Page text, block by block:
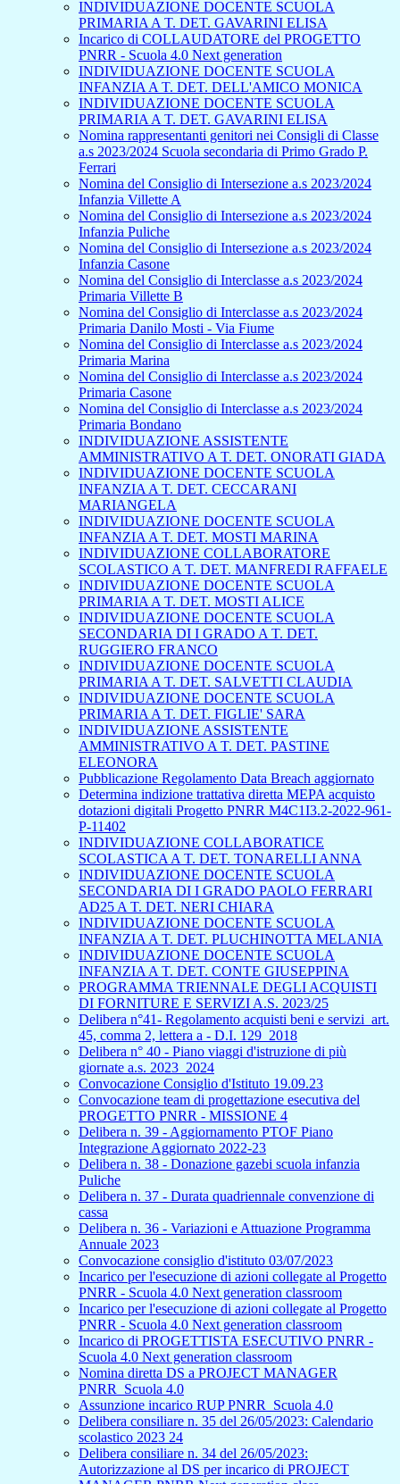
INDIVIDUAZIONE DOCENTE SCUOLA
PRIMARIA A T. DET. GAVARINI ELISA
Incarico di COLLAUDATORE del PROGETTO
PNRR - Scuola 4.0 Next generation
INDIVIDUAZIONE DOCENTE SCUOLA
INFANZIA A T. DET. DELL'AMICO MONICA
INDIVIDUAZIONE DOCENTE SCUOLA
PRIMARIA A T. DET. GAVARINI ELISA
Nomina rappresentanti genitori nei Consigli di Classe
a.s 2023/2024 Scuola secondaria di Primo Grado P.
Ferrari
Nomina del Consiglio di Intersezione a.s 2023/2024
Infanzia Villette A
Nomina del Consiglio di Intersezione a.s 2023/2024
Infanzia Puliche
Nomina del Consiglio di Intersezione a.s 2023/2024
Infanzia Casone
Nomina del Consiglio di Interclasse a.s 2023/2024
Primaria Villette B
Nomina del Consiglio di Interclasse a.s 2023/2024
Primaria Danilo Mosti - Via Fiume
Nomina del Consiglio di Interclasse a.s 2023/2024
Primaria Marina
Nomina del Consiglio di Interclasse a.s 2023/2024
Primaria Casone
Nomina del Consiglio di Interclasse a.s 2023/2024
Primaria Bondano
INDIVIDUAZIONE ASSISTENTE
AMMINISTRATIVO A T. DET. ONORATI GIADA
INDIVIDUAZIONE DOCENTE SCUOLA
INFANZIA A T. DET. CECCARANI
MARIANGELA
INDIVIDUAZIONE DOCENTE SCUOLA
INFANZIA A T. DET. MOSTI MARINA
INDIVIDUAZIONE COLLABORATORE
SCOLASTICO A T. DET. MANFREDI RAFFAELE
INDIVIDUAZIONE DOCENTE SCUOLA
PRIMARIA A T. DET. MOSTI ALICE
INDIVIDUAZIONE DOCENTE SCUOLA
SECONDARIA DI I GRADO A T. DET.
RUGGIERO FRANCO
INDIVIDUAZIONE DOCENTE SCUOLA
PRIMARIA A T. DET. SALVETTI CLAUDIA
INDIVIDUAZIONE DOCENTE SCUOLA
PRIMARIA A T. DET. FIGLIE' SARA
INDIVIDUAZIONE ASSISTENTE
AMMINISTRATIVO A T. DET. PASTINE
ELEONORA
Pubblicazione Regolamento Data Breach aggiornato
Determina indizione trattativa diretta MEPA acquisto
dotazioni digitali Progetto PNRR M4C1I3.2-2022-961-
P-11402
INDIVIDUAZIONE COLLABORATICE
SCOLASTICA A T. DET. TONARELLI ANNA
INDIVIDUAZIONE DOCENTE SCUOLA
SECONDARIA DI I GRADO PAOLO FERRARI
AD25 A T. DET. NERI CHIARA
INDIVIDUAZIONE DOCENTE SCUOLA
INFANZIA A T. DET. PLUCHINOTTA MELANIA
INDIVIDUAZIONE DOCENTE SCUOLA
INFANZIA A T. DET. CONTE GIUSEPPINA
PROGRAMMA TRIENNALE DEGLI ACQUISTI
DI FORNITURE E SERVIZI A.S. 2023/25
Delibera n°41- Regolamento acquisti beni e servizi_art.
45, comma 2, lettera a - D.I. 129_2018
Delibera n° 40 - Piano viaggi d'istruzione di più
giornate a.s. 2023_2024
Convocazione Consiglio d'Istituto 19.09.23
Convocazione team di progettazione esecutiva del
PROGETTO PNRR - MISSIONE 4
Delibera n. 39 - Aggiornamento PTOF Piano
Integrazione Aggiornato 2022-23
Delibera n. 38 - Donazione gazebi scuola infanzia
Puliche
Delibera n. 37 - Durata quadriennale convenzione di
cassa
Delibera n. 36 - Variazioni e Attuazione Programma
Annuale 2023
Convocazione consiglio d'istituto 03/07/2023
Incarico per l'esecuzione di azioni collegate al Progetto
PNRR - Scuola 4.0 Next generation classroom
Incarico per l'esecuzione di azioni collegate al Progetto
PNRR - Scuola 4.0 Next generation classroom
Incarico di PROGETTISTA ESECUTIVO PNRR -
Scuola 4.0 Next generation classroom
Nomina diretta DS a PROJECT MANAGER
PNRR_Scuola 4.0
Assunzione incarico RUP PNRR_Scuola 4.0
Delibera consiliare n. 35 del 26/05/2023: Calendario
scolastico 2023 24
Delibera consiliare n. 34 del 26/05/2023:
Autorizzazione al DS per incarico di PROJECT